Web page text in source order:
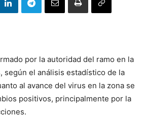
por la autoridad del ramo en la
según el análisis estadístico de la
al avance del virus en la zona se
positivos, principalmente por la